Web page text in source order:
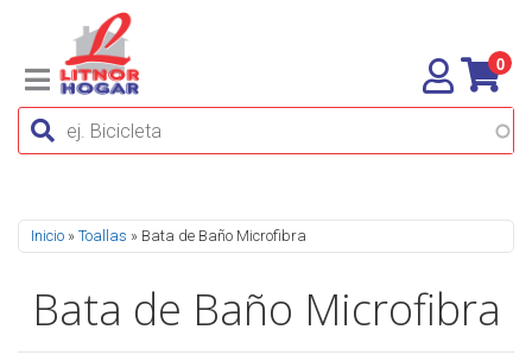
0
Se encuentra usted aquí
Inicio » Toallas » Bata de Baño Microfibra
Bata de Baño Microfibra